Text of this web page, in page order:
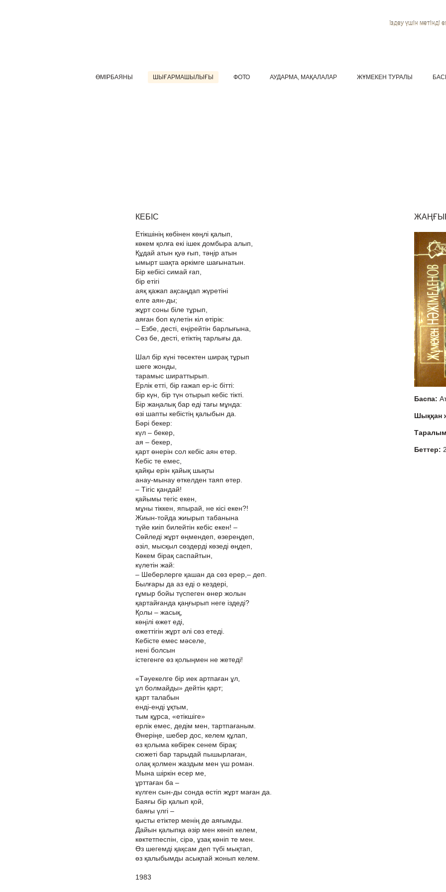
Іздеу үшін мәтінді
ӨМІРБАЯНЫ ШЫҒАРМАШЫЛЫҒЫ ФОТО АУДАРМА, МАҚАЛАЛАР ЖҰМЕКЕН ТУРАЛЫ
КЕБІС
Етікшінің көбінен көңлі қалып,
көкем қолға екі ішек домбыра алып,
Құдай атын қуә ғып, тәңір атын
ымырт шақта әркімге шағынатын.
Бір кебісі симай ғап,
бір етігі
аяқ қажап ақсаңдап жүретіні
елге аян-ды;
жұрт соны біле тұрып,
аяған боп күлетін кіл өтірік:
– Езбе, десті, еңірейтін барлығына,
Сөз бе, десті, етіктің тарлығы да.
Шал бір күні төсектен ширақ тұрып
шеге жонды,
тарамыс шираттырып.
Ерлік етті, бір ғажап ер-іс бітті:
бір күн, бір түн отырып кебіс тікті.
Бір жаңалық бар еді тағы мұнда:
өзі шапты кебістің қалыбын да.
Бәрі бекер:
күл – бекер,
ая – бекер,
қарт өнерін сол кебіс аян етер.
Кебіс те емес,
қайқы ерін қайық шықты
анау-мынау өткелден таяп өтер.
– Тігіс қандай!
қайымы тегіс екен,
мұны тіккен, япырай, не кісі екен?!
Жиын-тойда жиырып табанына
түйе киіп билейтін кебіс екен! –
Сөйледі жұрт өңмендеп, өзереңдеп,
әзіл, мысқыл сөздерді көзеді өңдеп,
Көкем бірақ саспайтын,
күлетін жай:
– Шеберлерге қашан да сөз ерер,– деп.
Былғары да аз еді о кездері,
ғұмыр бойы түспеген өнер жолын
қартайғанда қаңғырып неге іздеді?
Қолы – жасық,
көңілі өжет еді,
өжеттігін жұрт әлі сөз етеді.
Кебісте емес мәселе,
нені болсын
істегенге өз қолыңмен не жетеді!
«Тәуекелге бір иек артпаған ұл,
ұл болмайды» дейтін қарт;
қарт талабын
енді-енді ұқтым,
тым құрса, «етікшіге»
ерлік емес, дедім мен, тартпағаным.
Өнеріңе, шебер дос, келем құлап,
өз қолыма көбірек сенем бірақ:
сюжеті бар тарыдай пышырлаған,
олақ қолмен жаздым мен үш роман.
Мына шіркін есер ме,
ұрттаған ба –
күлген сын-ды сонда өстіп жұрт маған да.
Баяғы бір қалып қой,
баяғы үлгі –
қысты етіктер менің де аяғымды.
Дайын қалыпқа әзір мен көніп келем,
көктетпеспін, сірә, ұзақ көніп те мен.
Өз шегемді қақсам деп түбі мықтап,
өз қалыбымды асықпай жонып келем.
1983
Баспа:
Беттер: